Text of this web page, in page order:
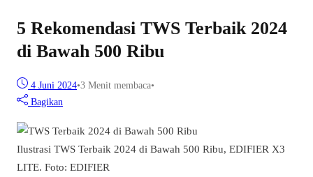
5 Rekomendasi TWS Terbaik 2024
di Bawah 500 Ribu
4 Juni 2024•3 Menit membaca•
Bagikan
Ilustrasi TWS Terbaik 2024 di Bawah 500 Ribu, EDIFIER X3
LITE. Foto: EDIFIER